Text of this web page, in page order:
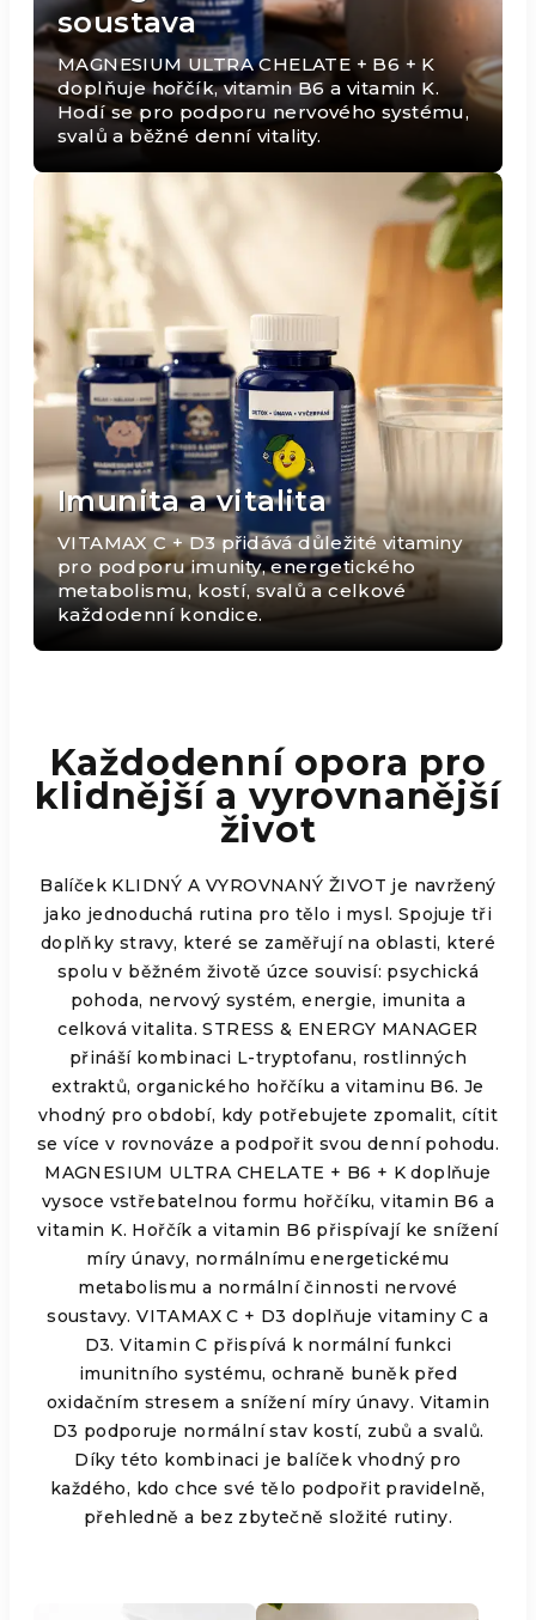
soustava
MAGNESIUM ULTRA CHELATE + B6 + K
doplňuje hořčík, vitamin B6 a vitamin K.
Hodí se pro podporu nervového systému,
svalů a běžné denní vitality.
Imunita a vitalita
VITAMAX C + D3 přidává důležité vitaminy
pro podporu imunity, energetického
metabolismu, kostí, svalů a celkové
každodenní kondice.
Každodenní opora pro
klidnější a vyrovnanější
život
Balíček KLIDNÝ A VYROVNANÝ ŽIVOT je navržený
jako jednoduchá rutina pro tělo i mysl. Spojuje tři
doplňky stravy, které se zaměřují na oblasti, které
spolu v běžném životě úzce souvisí: psychická
pohoda, nervový systém, energie, imunita a
celková vitalita. STRESS & ENERGY MANAGER
přináší kombinaci L-tryptofanu, rostlinných
extraktů, organického hořčíku a vitaminu B6. Je
vhodný pro období, kdy potřebujete zpomalit, cítit
se více v rovnováze a podpořit svou denní pohodu.
MAGNESIUM ULTRA CHELATE + B6 + K doplňuje
vysoce vstřebatelnou formu hořčíku, vitamin B6 a
vitamin K. Hořčík a vitamin B6 přispívají ke snížení
míry únavy, normálnímu energetickému
metabolismu a normální činnosti nervové
soustavy. VITAMAX C + D3 doplňuje vitaminy C a
D3. Vitamin C přispívá k normální funkci
imunitního systému, ochraně buněk před
oxidačním stresem a snížení míry únavy. Vitamin
D3 podporuje normální stav kostí, zubů a svalů.
Díky této kombinaci je balíček vhodný pro
každého, kdo chce své tělo podpořit pravidelně,
přehledně a bez zbytečně složité rutiny.